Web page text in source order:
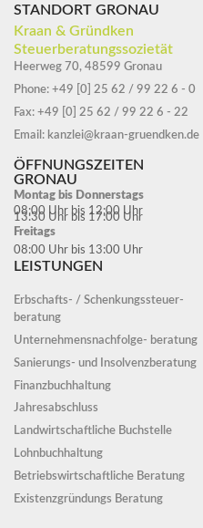
STANDORT GRONAU
Kraan & Gründken
Steuerberatungssozietät
Heerweg 70, 48599 Gronau
Phone: +49 [0] 25 62 / 99 22 6 - 0
Fax: +49 [0] 25 62 / 99 22 6 - 22
Email: kanzlei@kraan-gruendken.de
ÖFFNUNGSZEITEN
GRONAU
Montag bis Donnerstags
08:00 Uhr bis 12:00 Uhr
13:30 Uhr bis 17:00 Uhr
Freitags
08:00 Uhr bis 13:00 Uhr
LEISTUNGEN
Erbschafts- / Schenkungssteuer-
beratung
Unternehmensnachfolge- beratung
Sanierungs- und Insolvenzberatung
Finanzbuchhaltung
Jahresabschluss
Landwirtschaftliche Buchstelle
Lohnbuchhaltung
Betriebswirtschaftliche Beratung
Existenzgründungs Beratung